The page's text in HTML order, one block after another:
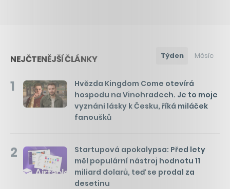
NEJČTENĚJŠÍ ČLÁNKY Týden Měsíc
1
Hvězda Kingdom Come otevírá
hospodu na Vinohradech. Je to moje
vyznání lásky k Česku, říká miláček
fanoušků
2
Startupová apokalypsa: Před lety
měl populární nástroj hodnotu 11
miliard dolarů, teď se prodal za
desetinu